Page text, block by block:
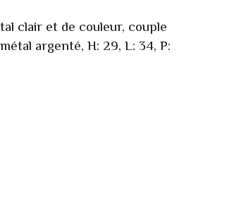
clair et de couleur, couple
argenté, H: 29, L: 34, P: